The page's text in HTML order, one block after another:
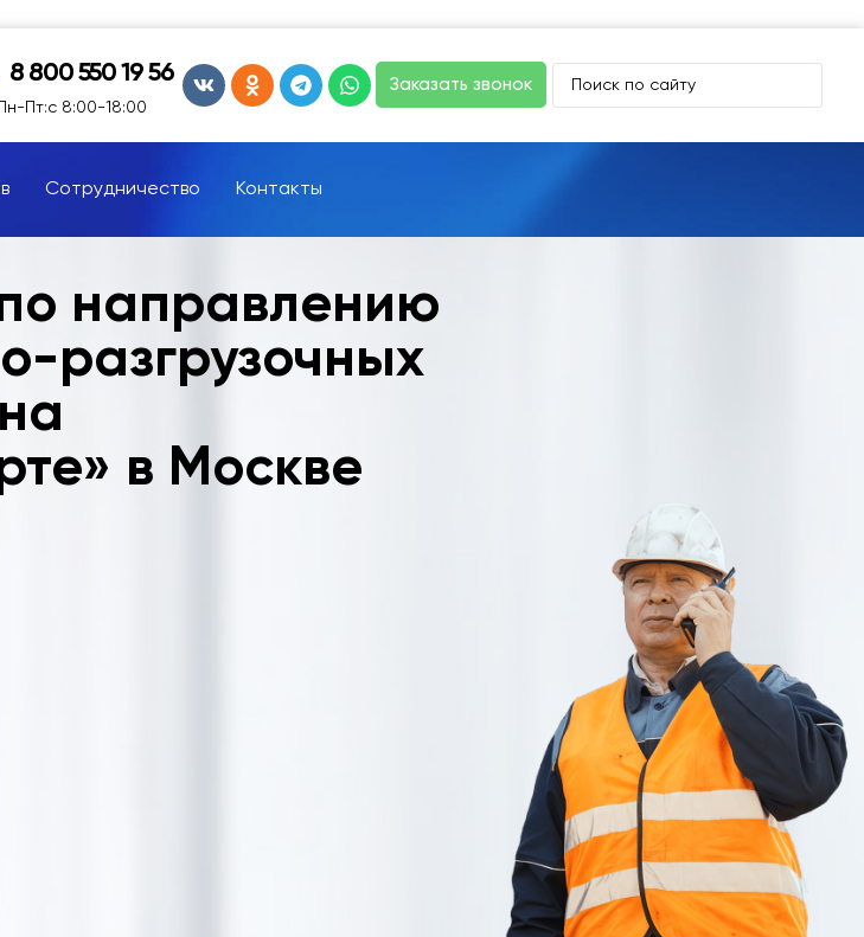
8 800 550 19 56
Пн-Пт:с 8:00-18:00
Заказать звонок
Сотрудничество Контакты
направлению
разгрузочных
в Москве